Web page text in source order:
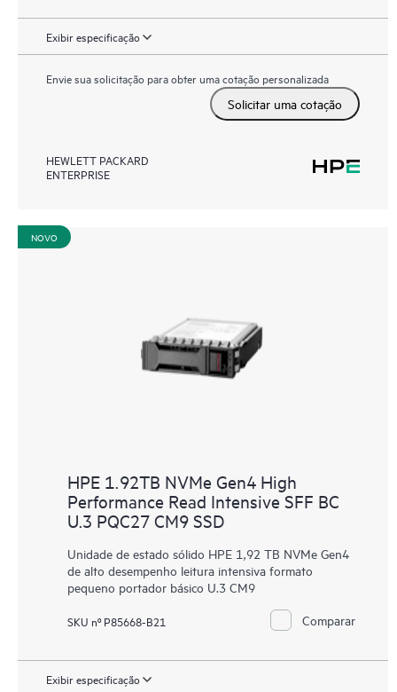
Exibir especificação
Envie sua solicitação para obter uma cotação personalizada
Solicitar uma cotação
HEWLETT PACKARD
ENTERPRISE
NOVO
HPE 1.92TB NVMe Gen4 High
Performance Read Intensive SFF BC
U.3 PQC27 CM9 SSD
Unidade de estado sólido HPE 1,92 TB NVMe Gen4
de alto desempenho leitura intensiva formato
pequeno portador básico U.3 CM9
SKU nº P85668-B21 Comparar
Exibir especificação